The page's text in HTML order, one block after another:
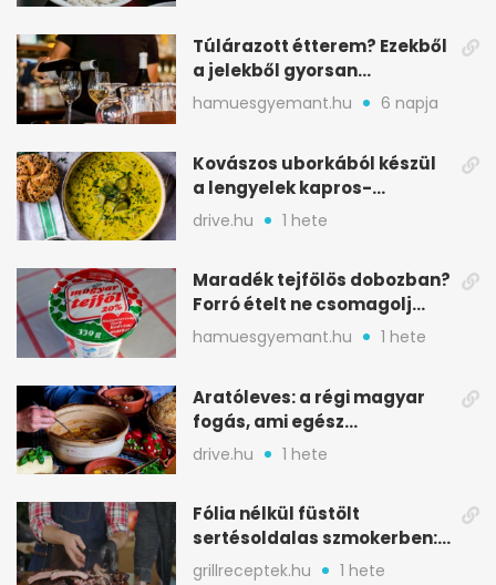
Túlárazott étterem? Ezekből
a jelekből gyorsan
észreveheted
hamuesgyemant.hu 6 napja
Kovászos uborkából készül
a lengyelek kapros-
savanykás levese
drive.hu 1 hete
Maradék tejfölös dobozban?
Forró ételt ne csomagolj
ilyen tégelybe
hamuesgyemant.hu 1 hete
Aratóleves: a régi magyar
fogás, ami egész
csapatokat jóllakatott
drive.hu 1 hete
Fólia nélkül füstölt
sertésoldalas szmokerben:
ropogós bark, 6 óra
grillreceptek.hu 1 hete